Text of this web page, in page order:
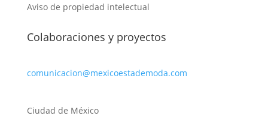
Aviso de propiedad intelectual
Colaboraciones y proyectos
comunicacion@mexicoestademoda.com
Ciudad de México